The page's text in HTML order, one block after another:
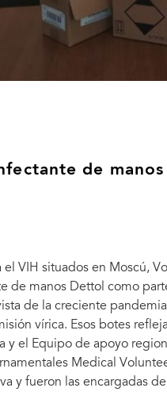
responsable del departamento de
2020. Fotografía: Center-Plus
de
VIH situados en Moscú,
de manos Dettol como
de la creciente
vírica. Esos botes
y el Equipo de apoyo
Medical
y fueron las encargadas